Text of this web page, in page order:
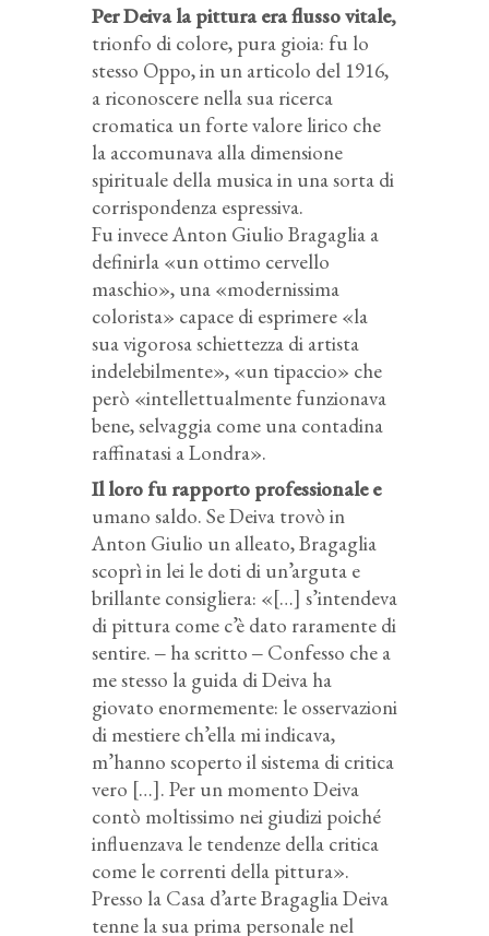
Per Deiva la pittura era flusso vitale,
trionfo di colore, pura gioia: fu lo
stesso Oppo, in un articolo del 1916,
a riconoscere nella sua ricerca
cromatica un forte valore lirico che
la accomunava alla dimensione
spirituale della musica in una sorta di
corrispondenza espressiva.
Fu invece Anton Giulio Bragaglia a
definirla «un ottimo cervello
maschio», una «modernissima
colorista» capace di esprimere «la
sua vigorosa schiettezza di artista
indelebilmente», «un tipaccio» che
però «intellettualmente funzionava
bene, selvaggia come una contadina
raffinatasi a Londra».
Il loro fu rapporto professionale e
umano saldo. Se Deiva trovò in
Anton Giulio un alleato, Bragaglia
scoprì in lei le doti di un’arguta e
brillante consigliera: «[…] s’intendeva
di pittura come c’è dato raramente di
sentire. ‒ ha scritto ‒ Confesso che a
me stesso la guida di Deiva ha
giovato enormemente: le osservazioni
di mestiere ch’ella mi indicava,
m’hanno scoperto il sistema di critica
vero […]. Per un momento Deiva
contò moltissimo nei giudizi poiché
influenzava le tendenze della critica
come le correnti della pittura».
Presso la Casa d’arte Bragaglia Deiva
tenne la sua prima personale nel